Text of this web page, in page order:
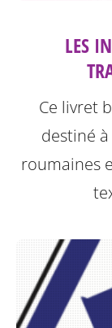
LES
Ce livret
destiné
roumaines